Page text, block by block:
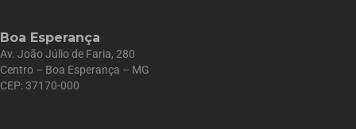
Boa Esperança
Av. João Júlio de Faria, 280
Centro – Boa Esperança – MG
CEP: 37170-000